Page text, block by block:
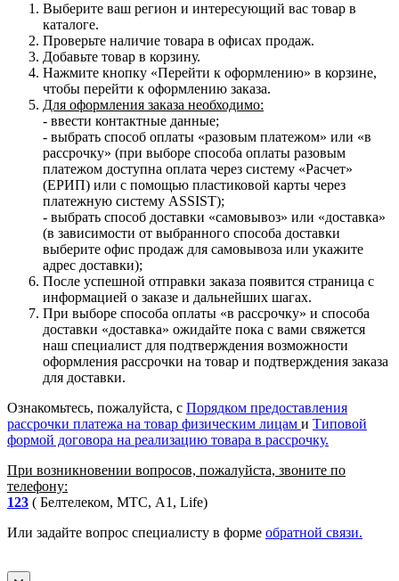
Выберите ваш регион и интересующий вас товар в
каталоге.
Проверьте наличие товара в офисах продаж.
Добавьте товар в корзину.
Нажмите кнопку «Перейти к оформлению» в корзине,
чтобы перейти к оформлению заказа.
Для оформления заказа необходимо:
- ввести контактные данные;
- выбрать способ оплаты «разовым платежом» или «в
рассрочку» (при выборе способа оплаты разовым
платежом доступна оплата через систему «Расчет»
(ЕРИП) или с помощью пластиковой карты через
платежную систему ASSIST);
- выбрать способ доставки «самовывоз» или «доставка»
(в зависимости от выбранного способа доставки
выберите офис продаж для самовывоза или укажите
адрес доставки);
После успешной отправки заказа появится страница с
информацией о заказе и дальнейших шагах.
При выборе способа оплаты «в рассрочку» и способа
доставки «доставка» ожидайте пока с вами свяжется
наш специалист для подтверждения возможности
оформления рассрочки на товар и подтверждения заказа
для доставки.
Ознакомьтесь, пожалуйста, с Порядком предоставления
рассрочки платежа на товар физическим лицам и Типовой
формой договора на реализацию товара в рассрочку.
При возникновении вопросов, пожалуйста, звоните по
телефону:
123 ( Белтелеком, МТС, A1, Life)
Или задайте вопрос специалисту в форме обратной связи.